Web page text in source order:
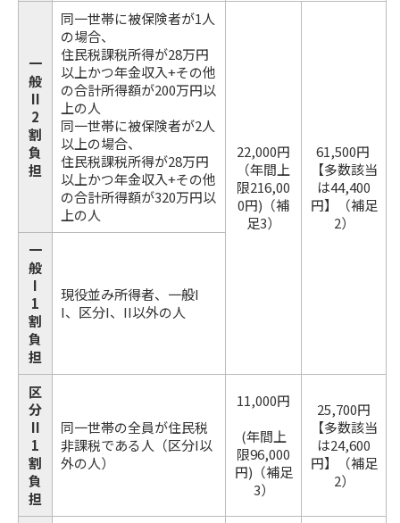
一
般
II
2
割
負
担
同一世帯に被保険者が1人
の場合、
住民税課税所得が28万円
以上かつ年金収入+その他
の合計所得額が200万円以
上の人
同一世帯に被保険者が2人
以上の場合、
住民税課税所得が28万円
以上かつ年金収入+その他
の合計所得額が320万円以
上の人
22,000円
（年間上
限216,00
0円)（補
足3）
61,500円
【多数該当
は44,400
円】（補足
2）
一
般
I
1
割
負
担
現役並み所得者、一般I
I、区分I、II以外の人
区
分
II
1
割
負
担
同一世帯の全員が住民税
非課税である人（区分I以
外の人）
11,000円
(年間上
限96,000
円)（補足
3）
25,700円
【多数該当
は24,600
円】（補足
2）